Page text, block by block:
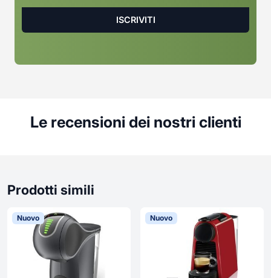
Le recensioni dei nostri clienti
Prodotti simili
Nuovo Nuovo